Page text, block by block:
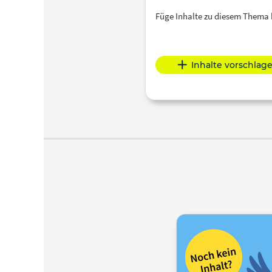
Füge Inhalte zu diesem
Inhalte